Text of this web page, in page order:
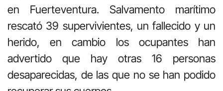
en Fuerteventura. Salvamento marítimo
rescató 39 supervivientes, un fallecido y un
herido, en cambio los ocupantes han
advertido que hay otras 16 personas
desaparecidas, de las que no se han podido